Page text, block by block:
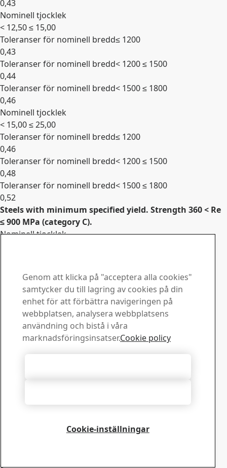
0,43
Expandera
Nominell tjocklek
< 12,50 ≤ 15,00
Toleranser för nominell bredd≤ 1200
0,43
Toleranser för nominell bredd< 1200 ≤ 1500
0,44
Toleranser för nominell bredd< 1500 ≤ 1800
0,46
Expandera
Nominell tjocklek
< 15,00 ≤ 25,00
Toleranser för nominell bredd≤ 1200
0,46
Toleranser för nominell bredd< 1200 ≤ 1500
0,48
Toleranser för nominell bredd< 1500 ≤ 1800
0,52
Expandera
Steels with minimum specified yield. Strength 360 < Re
≤ 900 MPa (category C).
Nominell tjocklek
Toleranser för nominell bredd< 1200 ≤ 1500
Toleranser för nominell bredd< 1500 ≤ 1800
Expandera
Nominell tjocklek
< 2,00 ≤ 2,50
Toleranser för nominell bredd≤ 1200
Toleranser för nominell bredd< 1500 ≤ 1800
0,26
Genom att klicka på "acceptera alla cookies"
samtycker du till lagring av cookies på din
enhet för att förbättra navigeringen på
webbplatsen, analysera webbplatsens
användning och bistå i våra
marknadsföringsinsatser.Cookie policy
Cookie-inställningar